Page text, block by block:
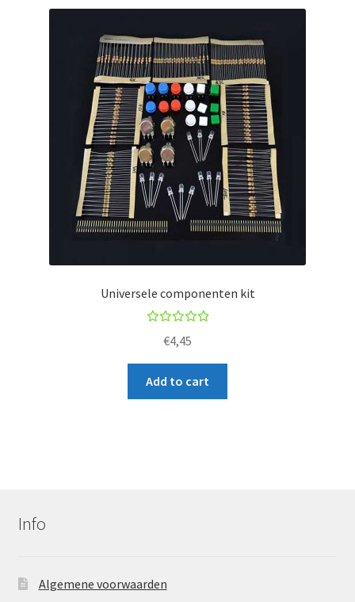
Universele componenten kit
out
€4,45
Add to cart
Info
Algemene voorwaarden